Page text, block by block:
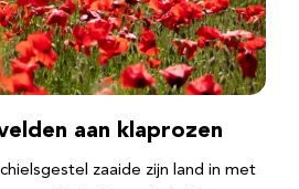
aan klaprozen
zaaide zijn land in met